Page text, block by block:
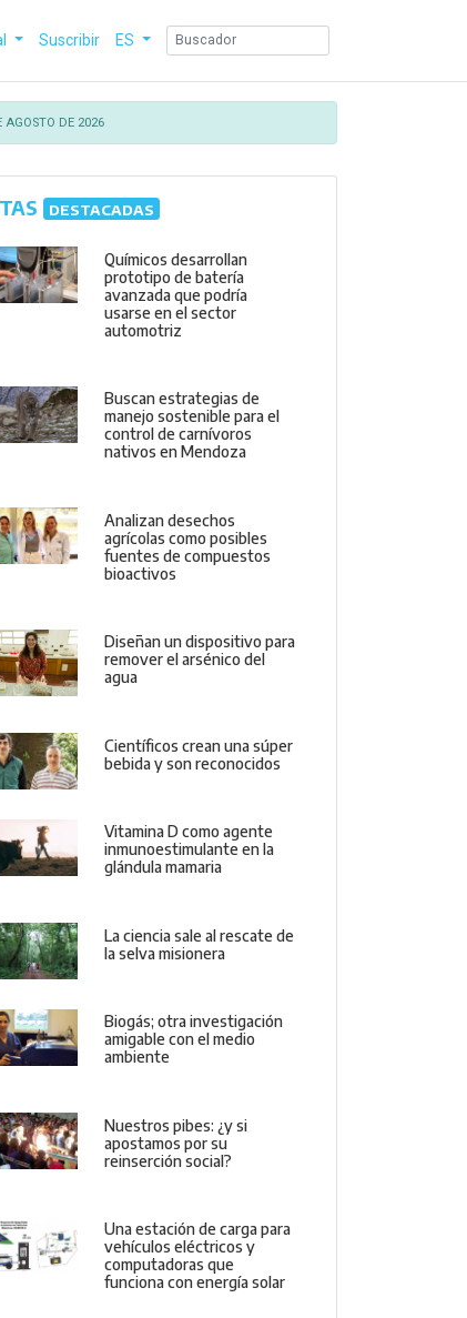
Suscribir ES
AGOSTO DE 2026
DESTACADAS
Químicos desarrollan
prototipo de batería
avanzada que podría
usarse en el sector
automotriz
Buscan estrategias de
manejo sostenible para el
control de carnívoros
nativos en Mendoza
Analizan desechos
agrícolas como posibles
fuentes de compuestos
bioactivos
Diseñan un dispositivo para
remover el arsénico del
agua
Científicos crean una súper
bebida y son reconocidos
Vitamina D como agente
inmunoestimulante en la
glándula mamaria
La ciencia sale al rescate de
la selva misionera
Biogás; otra investigación
amigable con el medio
ambiente
Nuestros pibes: ¿y si
apostamos por su
reinserción social?
Una estación de carga para
vehículos eléctricos y
computadoras que
funciona con energía solar